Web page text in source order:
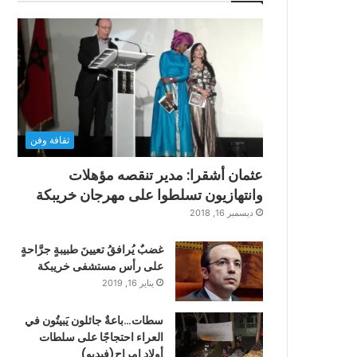
ثقافة وفن
عثمان أشقرا: مدير تنقصه مؤهلات
وانتهازيون تسلطوا على مهرجان خريبكة
ديسمبر 16, 2018
غضبٌ يُرافقُ تعيينَ طبيبةٍ جرَّاحةٍ
على رأس مستشفى خريبكة
يناير 16, 2019
سطات…باعةٌ جائلون يَبيتُون في
العراء احتجاجًا على سلطات
أولاد امراح(فيديو)